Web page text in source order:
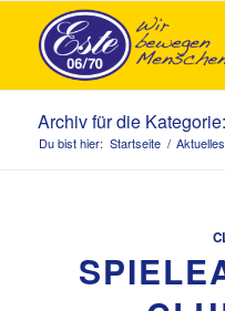
Archiv für die
Du bist hier: Startseite / Aktuelles